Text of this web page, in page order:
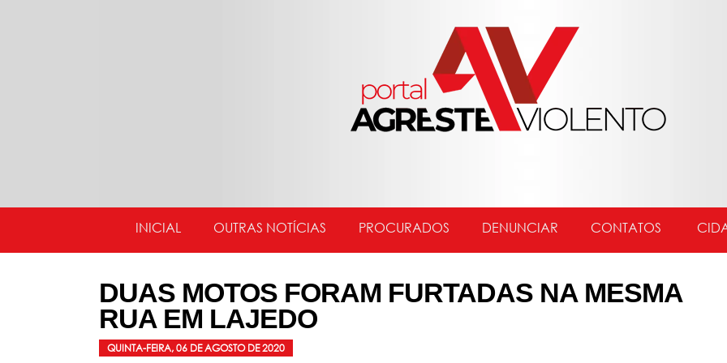
INICIAL OUTRAS NOTÍCIAS PROCURADOS DENUNCIAR CONTATOS
DUAS MOTOS FORAM FURTADAS NA MESMA
RUA EM LAJEDO
QUINTA-FEIRA, 06 DE AGOSTO DE 2020